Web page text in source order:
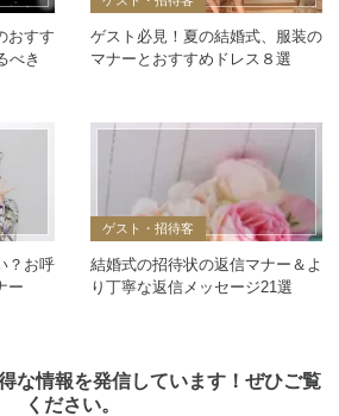
おすす
べき
ゲスト必見！夏の結婚式、服装の
マナーとおすすめドレス８選
？お呼
ー
ゲスト・招待客
結婚式の招待状の返信マナー＆よ
り丁寧な返信メッセージ21選
な情報を発信しています！ぜひご覧
ください。